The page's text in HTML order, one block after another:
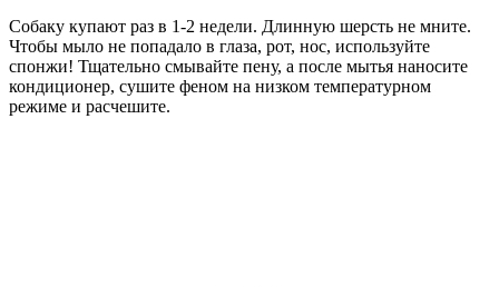
Собаку купают раз в 1-2 недели. Длинную шерсть не мните.
Чтобы мыло не попадало в глаза, рот, нос, используйте
спонжи! Тщательно смывайте пену, а после мытья наносите
кондиционер, сушите феном на низком температурном
режиме и расчешите.